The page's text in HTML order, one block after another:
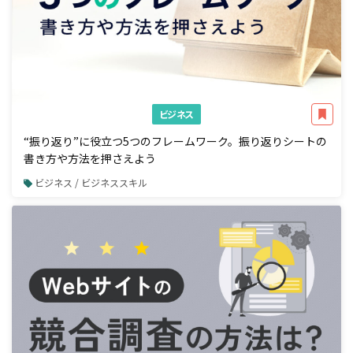
ビジネス
“振り返り”に役立つ5つのフレームワーク。振り返りシートの
書き方や方法を押さえよう
ビジネス / ビジネススキル